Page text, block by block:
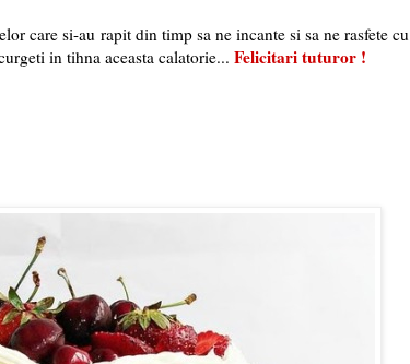
care si-au rapit din timp sa ne incante si sa ne rasfete cu
in tihna aceasta calatorie... Felicitari tuturor !